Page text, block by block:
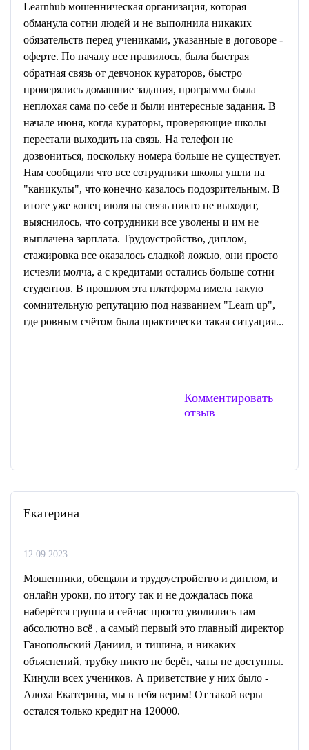
Learnhub мошенническая организация, которая
обманула сотни людей и не выполнила никаких
обязательств перед учениками, указанные в договоре -
оферте. По началу все нравилось, была быстрая
обратная связь от девчонок кураторов, быстро
проверялись домашние задания, программа была
неплохая сама по себе и были интересные задания. В
начале июня, когда кураторы, проверяющие школы
перестали выходить на связь. На телефон не
дозвониться, поскольку номера больше не существует.
Нам сообщили что все сотрудники школы ушли на
"каникулы", что конечно казалось подозрительным. В
итоге уже конец июля на связь никто не выходит,
выяснилось, что сотрудники все уволены и им не
выплачена зарплата. Трудоустройство, диплом,
стажировка все оказалось сладкой ложью, они просто
исчезли молча, а с кредитами остались больше сотни
студентов. В прошлом эта платформа имела такую
сомнительную репутацию под названием "Learn up",
где ровным счётом была практически такая ситуация...
Комментировать
отзыв
Екатерина
12.09.2023
Мошенники, обещали и трудоустройство и диплом, и
онлайн уроки, по итогу так и не дождалась пока
наберётся группа и сейчас просто уволились там
абсолютно всё , а самый первый это главный директор
Ганопольский Даниил, и тишина, и никаких
объяснений, трубку никто не берёт, чаты не доступны.
Кинули всех учеников. А приветствие у них было -
Алоха Екатерина, мы в тебя верим! От такой веры
остался только кредит на 120000.